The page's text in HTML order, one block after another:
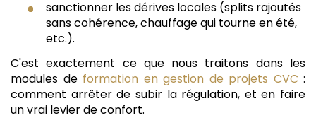
sanctionner les dérives locales (splits rajoutés
sans cohérence, chauffage qui tourne en été,
etc.).
C'est exactement ce que nous traitons dans les
modules de formation en gestion de projets CVC :
comment arrêter de subir la régulation, et en faire
un vrai levier de confort.